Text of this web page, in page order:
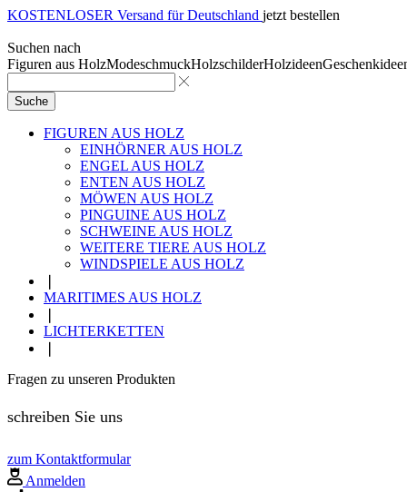
KOSTENLOSER Versand für Deutschland jetzt bestellen
Suchen nach
Figuren aus HolzModeschmuckHolzschilderHolzideen
Suche
FIGUREN AUS HOLZ
EINHÖRNER AUS HOLZ
ENGEL AUS HOLZ
ENTEN AUS HOLZ
MÖWEN AUS HOLZ
PINGUINE AUS HOLZ
SCHWEINE AUS HOLZ
WEITERE TIERE AUS HOLZ
WINDSPIELE AUS HOLZ
MARITIMES AUS HOLZ
LICHTERKETTEN
Fragen zu unseren Produkten
schreiben Sie uns
zum Kontaktformular
Anmelden